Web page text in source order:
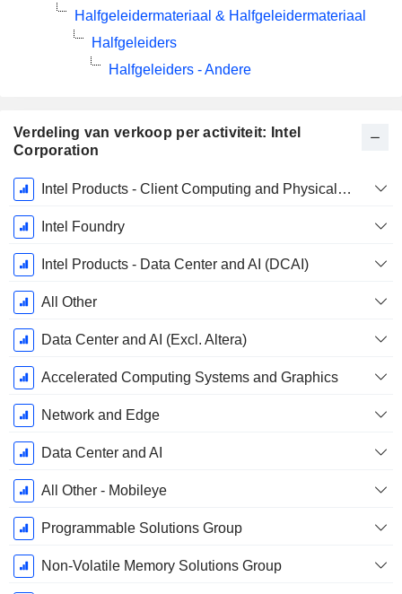
Verdeling van verkoop per activiteit: Intel
Corporation
Start
boekjaar:
December
Intel Products - Client Computing and Physical AI Group (CCPG)
Intel Foundry
Intel Products - Data Center and AI (DCAI)
All Other
Data Center and AI (Excl. Altera)
Accelerated Computing Systems and Graphics
Network and Edge
Data Center and AI
All Other - Mobileye
Programmable Solutions Group
Non-Volatile Memory Solutions Group
Halfgeleidermateriaal & Halfgeleidermateriaal
Halfgeleiders
Halfgeleiders - Andere